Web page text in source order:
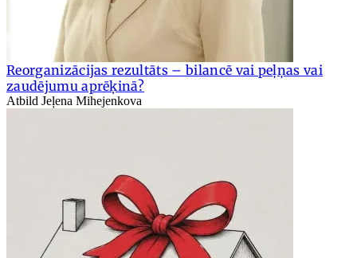
Reorganizācijas rezultāts – bilancē vai peļņas vai
zaudējumu aprēķinā?
Atbild Jeļena Mihejenkova